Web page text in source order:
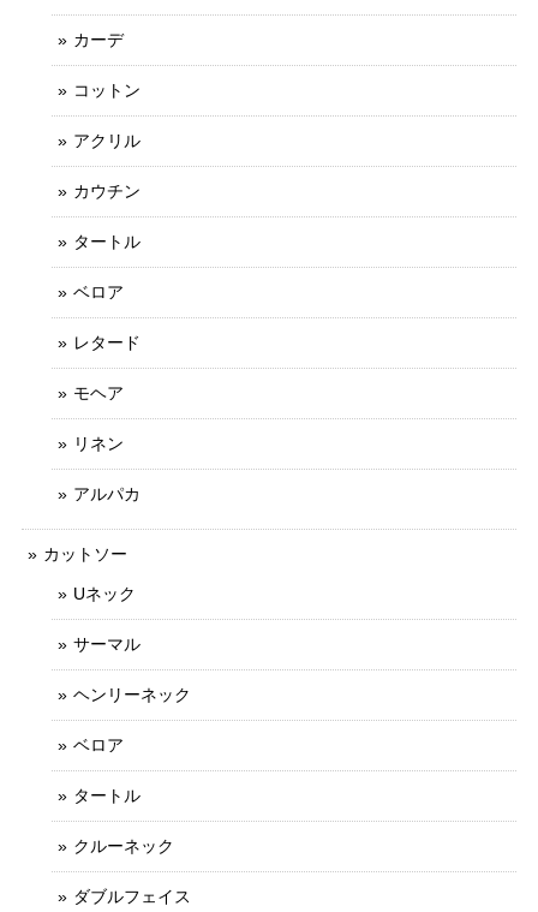
カーデ
コットン
アクリル
カウチン
タートル
ベロア
レタード
モヘア
リネン
アルパカ
カットソー
Uネック
サーマル
ヘンリーネック
ベロア
タートル
クルーネック
ダブルフェイス